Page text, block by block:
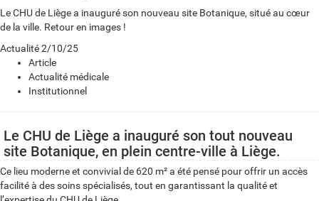
Le CHU de Liège a inauguré son nouveau site Botanique, situé au cœur
de la ville. Retour en images !
Actualité2/10/25
Article
Actualité médicale
Institutionnel
Le CHU de Liège a inauguré son tout nouveau
site Botanique, en plein centre-ville à Liège.
Ce lieu moderne et convivial de 620 m² a été pensé pour offrir un accès
facilité à des soins spécialisés, tout en garantissant la qualité et